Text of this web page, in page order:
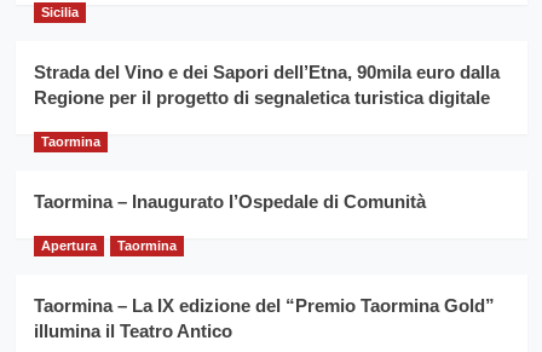
Sicilia
Strada del Vino e dei Sapori dell’Etna, 90mila euro dalla
Regione per il progetto di segnaletica turistica digitale
Taormina
Taormina – Inaugurato l’Ospedale di Comunità
Apertura Taormina
Taormina – La IX edizione del “Premio Taormina Gold”
illumina il Teatro Antico